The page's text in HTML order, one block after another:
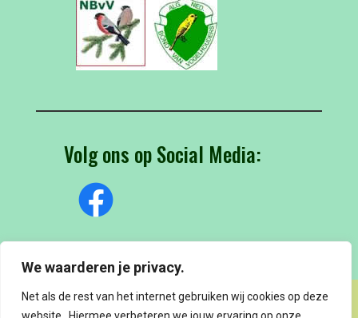
We waarderen je privacy.
Net als de rest van het internet gebruiken wij cookies op deze
Volg ons op Social Media: